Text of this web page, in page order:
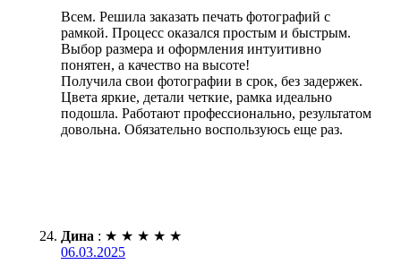
Всем. Решила заказать печать фотографий с
рамкой. Процесс оказался простым и быстрым.
Выбор размера и оформления интуитивно
понятен, а качество на высоте!
Получила свои фотографии в срок, без задержек.
Цвета яркие, детали четкие, рамка идеально
подошла. Работают профессионально, результатом
довольна. Обязательно воспользуюсь еще раз.
Дина : ★ ★ ★ ★ ★
06.03.2025